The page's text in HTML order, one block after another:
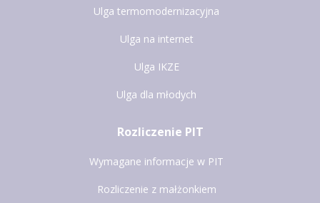
Ulga termomodernizacyjna
Ulga na internet
Ulga IKZE
Ulga dla młodych
Rozliczenie PIT
Wymagane informacje w PIT
Rozliczenie z małżonkiem